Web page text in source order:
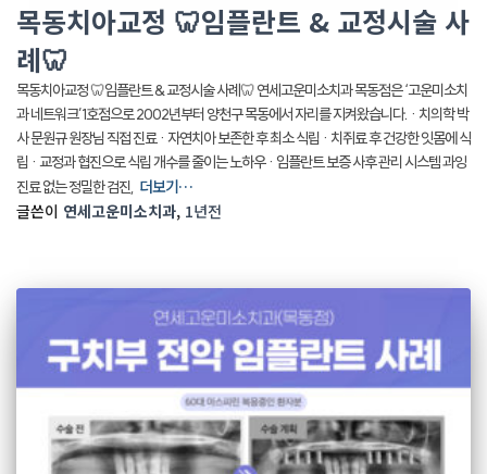
목동치아교정 🦷임플란트 & 교정시술 사
례🦷
목동치아교정 🦷임플란트 & 교정시술 사례🦷 연세고운미소치과 목동점은 ‘고운미소치
과 네트워크’1호점으로 2002년부터 양천구 목동에서 자리를 지켜왔습니다. · 치의학 박
사 문원규 원장님 직접 진료 · 자연치아 보존한 후 최소 식립 · 치쥐료 후 건강한 잇몸에 식
립 · 교정과 협진으로 식립 개수를 줄이는 노하우 · 임플란트 보증 사후 관리 시스템 과잉
진료 없는 정밀한 검진, 더보기…
글쓴이 연세고운미소치과, 1년전